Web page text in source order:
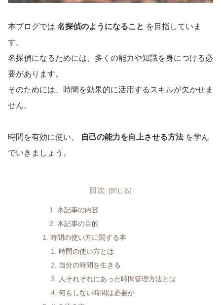
本ブログでは 名探偵のようになること を目指していま
す。
名探偵になるためには、多くの能力や知識を身につける必
要があります。
そのためには、時間を効果的に活用するスキルが欠かせま
せん。
時間を有効に使い、 自己の能力を向上させる方法を学ん
でいきましょう。
目次
本記事の内容
本記事の目的
時間の使い方に関する本
時間の使い方とは
自分の時間を生きる
人それぞれにあった時間管理方法とは
何もしない時間は必要か